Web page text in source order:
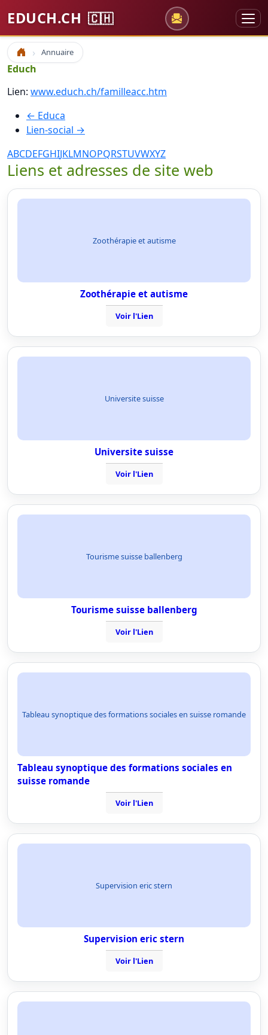
EDUCH.CH 🇨🇭
Accueil Annuaire
Educh
Lien: www.educh.ch/familleacc.htm
← Educa
Lien-social →
ABCDEFGHIJKLMNOPQRSTUVWXYZ
Liens et adresses de site web
Zoothérapie et autisme
Zoothérapie et autisme
Voir l'Lien
Universite suisse
Universite suisse
Voir l'Lien
Tourisme suisse ballenberg
Tourisme suisse ballenberg
Voir l'Lien
Tableau synoptique des formations sociales en suisse romande
Tableau synoptique des formations sociales en
suisse romande
Voir l'Lien
Supervision eric stern
Supervision eric stern
Voir l'Lien